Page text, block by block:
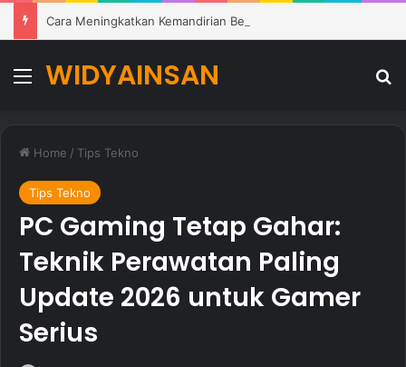
Menu
WIDYAINSAN
Home / Tips Tekno
Tips Tekno
PC Gaming Tetap Gahar:
Teknik Perawatan Paling
Update 2026 untuk Gamer
Serius